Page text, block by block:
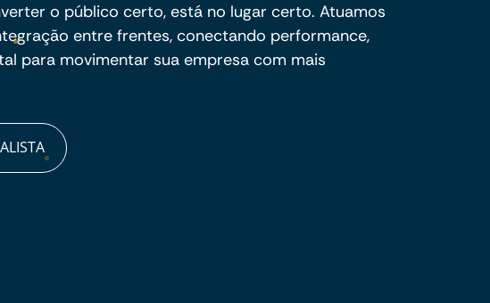
o público certo, está no lugar certo. Atuamos
entre frentes, conectando performance,
para movimentar sua empresa com mais